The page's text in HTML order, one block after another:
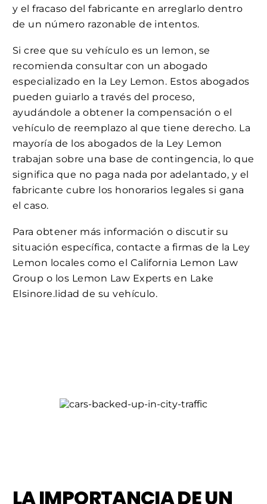
y el fracaso del fabricante en arreglarlo dentro
de un número razonable de intentos.
Si cree que su vehículo es un lemon, se
recomienda consultar con un abogado
especializado en la Ley Lemon. Estos abogados
pueden guiarlo a través del proceso,
ayudándole a obtener la compensación o el
vehículo de reemplazo al que tiene derecho. La
mayoría de los abogados de la Ley Lemon
trabajan sobre una base de contingencia, lo que
significa que no paga nada por adelantado, y el
fabricante cubre los honorarios legales si gana
el caso.
Para obtener más información o discutir su
situación específica, contacte a firmas de la Ley
Lemon locales como el California Lemon Law
Group o los Lemon Law Experts en Lake
Elsinore.lidad de su vehículo.
LA IMPORTANCIA DE UN